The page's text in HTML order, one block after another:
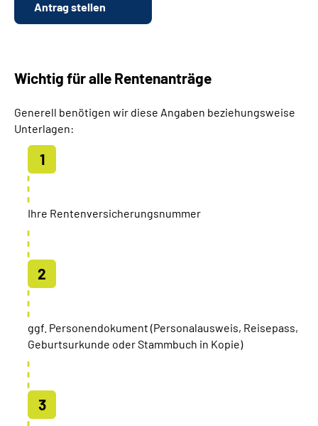
Antrag stellen
Wichtig für alle Rentenanträge
Generell benötigen wir diese Angaben beziehungsweise
Unterlagen:
Ihre Rentenversicherungsnummer
ggf. Personendokument (Personalausweis, Reisepass,
Geburtsurkunde oder Stammbuch in Kopie)